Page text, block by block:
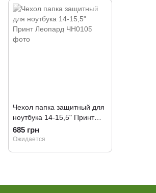
Чехол папка защитный для
ноутбука 14-15,5" Принт
Леопард
685 грн
Ожидается